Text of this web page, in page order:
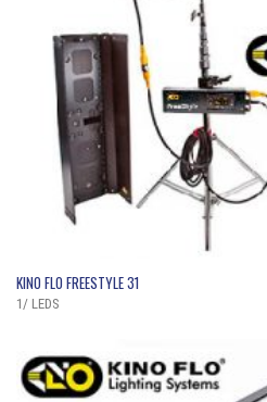
KINO FLO FREESTYLE 31
1/ LEDS